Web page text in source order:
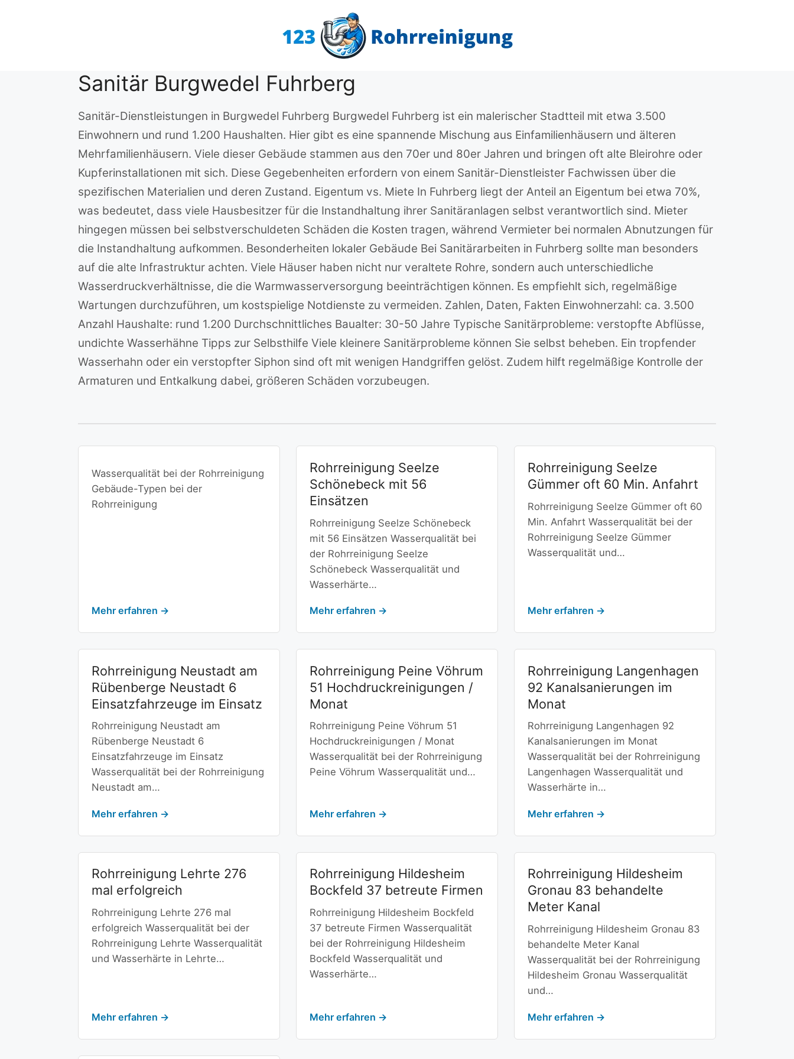
Sanitär Burgwedel Fuhrberg
Sanitär-Dienstleistungen in Burgwedel Fuhrberg Burgwedel Fuhrberg ist ein malerischer Stadtteil mit etwa 3.500
Einwohnern und rund 1.200 Haushalten. Hier gibt es eine spannende Mischung aus Einfamilienhäusern und älteren
Mehrfamilienhäusern. Viele dieser Gebäude stammen aus den 70er und 80er Jahren und bringen oft alte Bleirohre oder
Kupferinstallationen mit sich. Diese Gegebenheiten erfordern von einem Sanitär-Dienstleister Fachwissen über die
spezifischen Materialien und deren Zustand. Eigentum vs. Miete In Fuhrberg liegt der Anteil an Eigentum bei etwa 70%,
was bedeutet, dass viele Hausbesitzer für die Instandhaltung ihrer Sanitäranlagen selbst verantwortlich sind. Mieter
hingegen müssen bei selbstverschuldeten Schäden die Kosten tragen, während Vermieter bei normalen Abnutzungen für
die Instandhaltung aufkommen. Besonderheiten lokaler Gebäude Bei Sanitärarbeiten in Fuhrberg sollte man besonders
auf die alte Infrastruktur achten. Viele Häuser haben nicht nur veraltete Rohre, sondern auch unterschiedliche
Wasserdruckverhältnisse, die die Warmwasserversorgung beeinträchtigen können. Es empfiehlt sich, regelmäßige
Wartungen durchzuführen, um kostspielige Notdienste zu vermeiden. Zahlen, Daten, Fakten Einwohnerzahl: ca. 3.500
Anzahl Haushalte: rund 1.200 Durchschnittliches Baualter: 30-50 Jahre Typische Sanitärprobleme: verstopfte Abflüsse,
undichte Wasserhähne Tipps zur Selbsthilfe Viele kleinere Sanitärprobleme können Sie selbst beheben. Ein tropfender
Wasserhahn oder ein verstopfter Siphon sind oft mit wenigen Handgriffen gelöst. Zudem hilft regelmäßige Kontrolle der
Armaturen und Entkalkung dabei, größeren Schäden vorzubeugen.
Wasserqualität bei der Rohrreinigung
Gebäude-Typen bei der
Rohrreinigung
Mehr erfahren →
Rohrreinigung Seelze
Schönebeck mit 56
Einsätzen
Rohrreinigung Seelze Schönebeck
mit 56 Einsätzen Wasserqualität bei
der Rohrreinigung Seelze
Schönebeck Wasserqualität und
Wasserhärte…
Mehr erfahren →
Rohrreinigung Seelze
Gümmer oft 60 Min. Anfahrt
Rohrreinigung Seelze Gümmer oft 60
Min. Anfahrt Wasserqualität bei der
Rohrreinigung Seelze Gümmer
Wasserqualität und…
Mehr erfahren →
Rohrreinigung Neustadt am
Rübenberge Neustadt 6
Einsatzfahrzeuge im Einsatz
Rohrreinigung Neustadt am
Rübenberge Neustadt 6
Einsatzfahrzeuge im Einsatz
Wasserqualität bei der Rohrreinigung
Neustadt am…
Mehr erfahren →
Rohrreinigung Peine Vöhrum
51 Hochdruckreinigungen /
Monat
Rohrreinigung Peine Vöhrum 51
Hochdruckreinigungen / Monat
Wasserqualität bei der Rohrreinigung
Peine Vöhrum Wasserqualität und…
Mehr erfahren →
Rohrreinigung Langenhagen
92 Kanalsanierungen im
Monat
Rohrreinigung Langenhagen 92
Kanalsanierungen im Monat
Wasserqualität bei der Rohrreinigung
Langenhagen Wasserqualität und
Wasserhärte in…
Mehr erfahren →
Rohrreinigung Lehrte 276
mal erfolgreich
Rohrreinigung Lehrte 276 mal
erfolgreich Wasserqualität bei der
Rohrreinigung Lehrte Wasserqualität
und Wasserhärte in Lehrte…
Mehr erfahren →
Rohrreinigung Hildesheim
Bockfeld 37 betreute Firmen
Rohrreinigung Hildesheim Bockfeld
37 betreute Firmen Wasserqualität
bei der Rohrreinigung Hildesheim
Bockfeld Wasserqualität und
Wasserhärte…
Mehr erfahren →
Rohrreinigung Hildesheim
Gronau 83 behandelte
Meter Kanal
Rohrreinigung Hildesheim Gronau 83
behandelte Meter Kanal
Wasserqualität bei der Rohrreinigung
Hildesheim Gronau Wasserqualität
und…
Mehr erfahren →